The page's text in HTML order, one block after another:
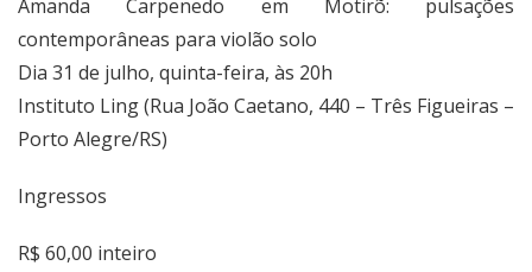
Amanda Carpenedo em Motirõ: pulsações
contemporâneas para violão solo
Dia 31 de julho, quinta-feira, às 20h
Instituto Ling (Rua João Caetano, 440 – Três Figueiras –
Porto Alegre/RS)
Ingressos
R$ 60,00 inteiro